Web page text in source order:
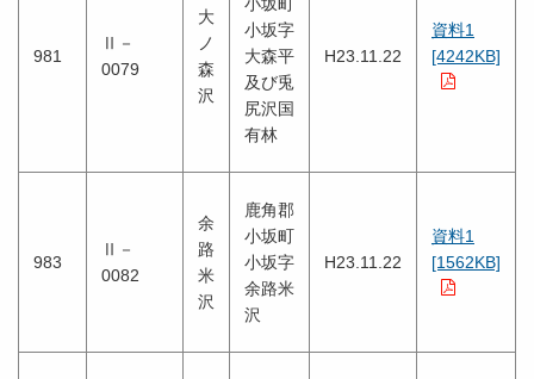
981
Ⅱ－
0079
大
ノ
森
沢
小坂字
大森平
及び兎
尻沢国
有林
H23.11.22
資料1
[4242KB]
983
Ⅱ－
0082
余
路
米
沢
鹿角郡
小坂町
小坂字
余路米
沢
H23.11.22
資料1
[1562KB]